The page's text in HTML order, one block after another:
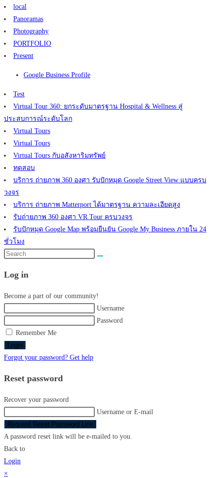
local
Panoramas
Photography
PORTFOLIO
Present
Google Business Profile
Test
Virtual Tour 360: ยกระดับมาตรฐาน Hospital & Wellness สู่
ประสบการณ์ระดับโลก
Virtual Tours
Virtual Tours
Virtual Tours กับอสังหาริมทรัพย์
ทดสอบ
บริการ ถ่ายภาพ 360 องศา รับปักหมุด Google Street View แบบครบ
วงจร
บริการ ถ่ายภาพ Matterport ได้มาตรฐาน ความละเอียดสูง
รับถ่ายภาพ 360 องศา VR Tour ครบวงจร
รับปักหมุด Google Map พร้อมยืนยัน Google My Business ภายใน 24
ชั่วโมง
Search
website
Log in
Become a part of our community!
Username
Password
Remember Me
Login
Forgot your password? Get help
Reset password
Recover your password
Username or E-mail
Request Reset Password Link
A password reset link will be e-mailed to you.
Back to
Login
×